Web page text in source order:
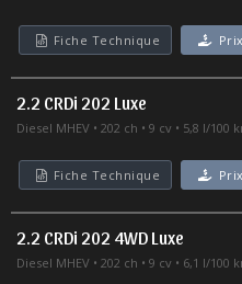
Fiche Technique
2.2 CRDi 202 Luxe
Diesel MHEV 202 ch 9 cv 5,8 l/100
Fiche Technique
2.2 CRDi 202 4WD Luxe
Diesel MHEV 202 ch 9 cv 6,1 l/100